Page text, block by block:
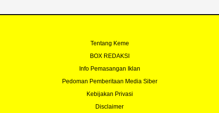
Tentang Keme
BOX REDAKSI
Info Pemasangan Iklan
Pedoman Pemberitaan Media Siber
Kebijakan Privasi
Disclaimer